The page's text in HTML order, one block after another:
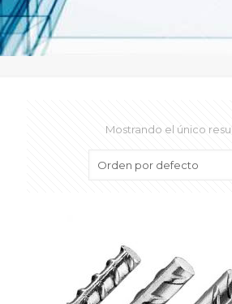
Mostrando el único